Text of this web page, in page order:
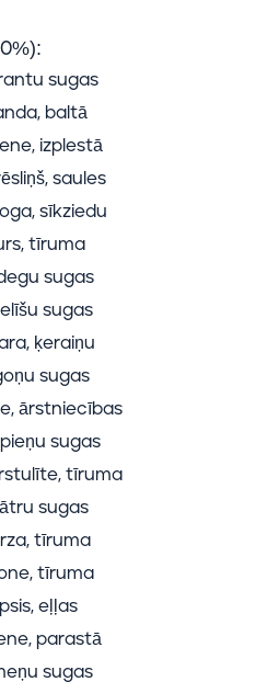
sugas
baltā
izplestā
saules
sīkziedu
tīruma
sugas
sugas
ķeraiņu
sugas
ārstniecības
sugas
tīruma
sugas
tīruma
tīruma
eļļas
parastā
sugas